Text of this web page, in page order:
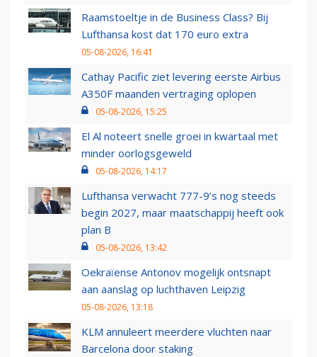
Raamstoeltje in de Business Class? Bij
Lufthansa kost dat 170 euro extra
05-08-2026, 16:41
Cathay Pacific ziet levering eerste Airbus
A350F maanden vertraging oplopen
05-08-2026, 15:25
El Al noteert snelle groei in kwartaal met
minder oorlogsgeweld
05-08-2026, 14:17
Lufthansa verwacht 777-9’s nog steeds
begin 2027, maar maatschappij heeft ook
plan B
05-08-2026, 13:42
Oekraïense Antonov mogelijk ontsnapt
aan aanslag op luchthaven Leipzig
05-08-2026, 13:18
KLM annuleert meerdere vluchten naar
Barcelona door staking